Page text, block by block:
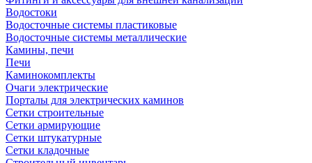
Водостоки
Водосточные системы пластиковые
Водосточные системы металлические
Камины, печи
Печи
Каминокомплекты
Очаги электрические
Порталы для электрических каминов
Сетки строительные
Сетки армирующие
Сетки штукатурные
Сетки кладочные